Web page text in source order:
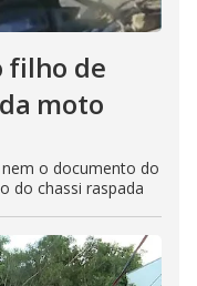
filho de
moto
o documento do
do chassi raspada